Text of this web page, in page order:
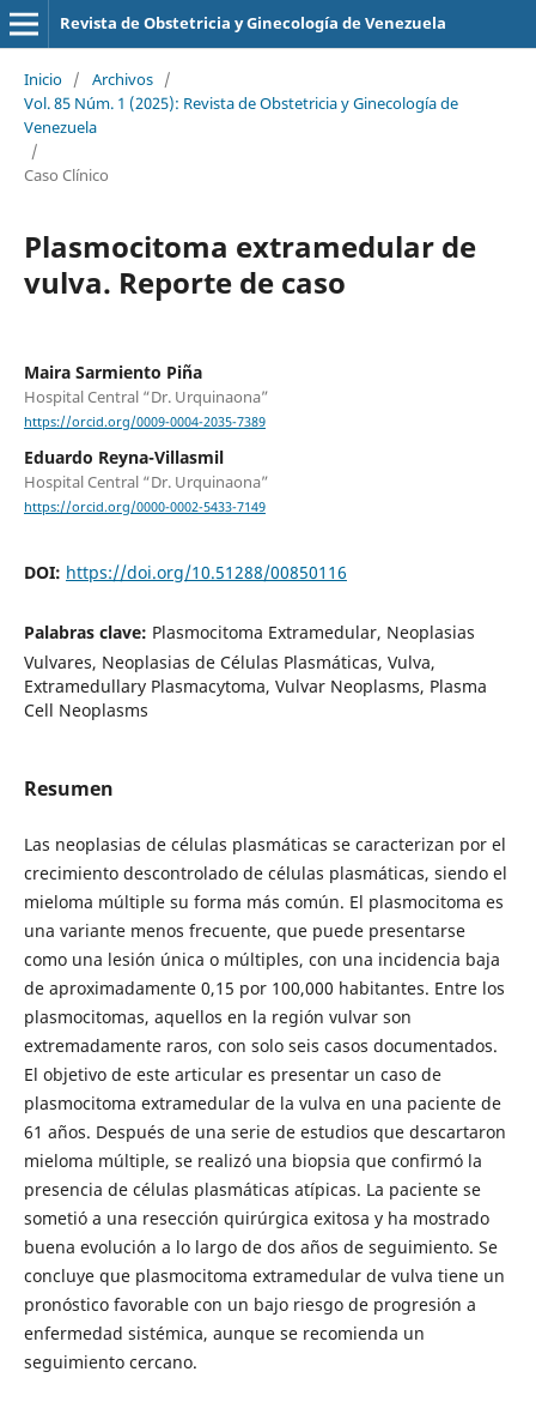
Revista de Obstetricia y Ginecología de Venezuela
Inicio / Archivos /
Vol. 85 Núm. 1 (2025): Revista de Obstetricia y Ginecología de
Venezuela
/
Caso Clínico
Plasmocitoma extramedular de
vulva. Reporte de caso
Maira Sarmiento Piña
Hospital Central “Dr. Urquinaona”
https://orcid.org/0009-0004-2035-7389
Eduardo Reyna-Villasmil
Hospital Central “Dr. Urquinaona”
https://orcid.org/0000-0002-5433-7149
DOI: https://doi.org/10.51288/00850116
Palabras clave: Plasmocitoma Extramedular, Neoplasias
Vulvares, Neoplasias de Células Plasmáticas, Vulva,
Extramedullary Plasmacytoma, Vulvar Neoplasms, Plasma
Cell Neoplasms
Resumen
Las neoplasias de células plasmáticas se caracterizan por el
crecimiento descontrolado de células plasmáticas, siendo el
mieloma múltiple su forma más común. El plasmocitoma es
una variante menos frecuente, que puede presentarse
como una lesión única o múltiples, con una incidencia baja
de aproximadamente 0,15 por 100,000 habitantes. Entre los
plasmocitomas, aquellos en la región vulvar son
extremadamente raros, con solo seis casos documentados.
El objetivo de este articular es presentar un caso de
plasmocitoma extramedular de la vulva en una paciente de
61 años. Después de una serie de estudios que descartaron
mieloma múltiple, se realizó una biopsia que confirmó la
presencia de células plasmáticas atípicas. La paciente se
sometió a una resección quirúrgica exitosa y ha mostrado
buena evolución a lo largo de dos años de seguimiento. Se
concluye que plasmocitoma extramedular de vulva tiene un
pronóstico favorable con un bajo riesgo de progresión a
enfermedad sistémica, aunque se recomienda un
seguimiento cercano.